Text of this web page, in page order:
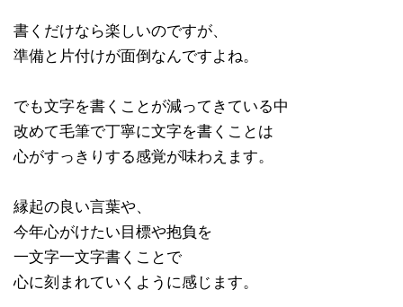
書くだけなら楽しいのですが、
準備と片付けが面倒なんですよね。
でも文字を書くことが減ってきている中
改めて毛筆で丁寧に文字を書くことは
心がすっきりする感覚が味わえます。
縁起の良い言葉や、
今年心がけたい目標や抱負を
一文字一文字書くことで
心に刻まれていくように感じます。